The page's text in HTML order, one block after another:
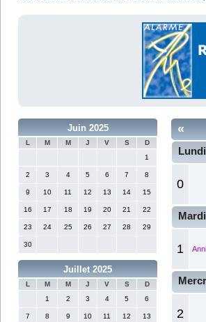
Juin 2025
L M M J V S
D
1
2 3 4 5 6 7 8
9 10 11 12 13 14 15
16 17 18 19 20 21 22
23 24 25 26 27 28 29
30
Juillet 2025
L M M J V S
D
1
2 3 4 5 6
7 8 9 10 11 12 13
«
Lundi
0
Mardi
1
2